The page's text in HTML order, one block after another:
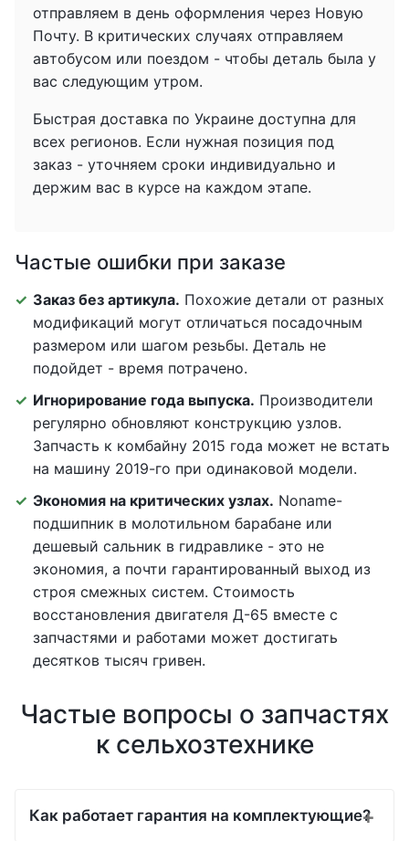
отправляем в день оформления через Новую
Почту. В критических случаях отправляем
автобусом или поездом - чтобы деталь была у
вас следующим утром.
Быстрая доставка по Украине доступна для
всех регионов. Если нужная позиция под
заказ - уточняем сроки индивидуально и
держим вас в курсе на каждом этапе.
Частые ошибки при заказе
Заказ без артикула. Похожие детали от разных
модификаций могут отличаться посадочным
размером или шагом резьбы. Деталь не
подойдет - время потрачено.
Игнорирование года выпуска. Производители
регулярно обновляют конструкцию узлов.
Запчасть к комбайну 2015 года может не встать
на машину 2019-го при одинаковой модели.
Экономия на критических узлах. Noname-
подшипник в молотильном барабане или
дешевый сальник в гидравлике - это не
экономия, а почти гарантированный выход из
строя смежных систем. Стоимость
восстановления двигателя Д-65 вместе с
запчастями и работами может достигать
десятков тысяч гривен.
Частые вопросы о запчастях
к сельхозтехнике
Как работает гарантия на комплектующие?